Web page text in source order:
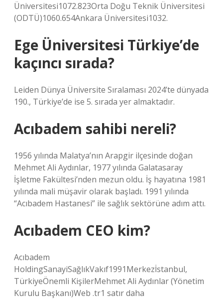
Üniversitesi1072.823Orta Doğu Teknik Üniversitesi
(ODTÜ)1060.654Ankara Üniversitesi1032.
Ege Üniversitesi Türkiye’de
kaçıncı sırada?
Leiden Dünya Üniversite Sıralaması 2024’te dünyada
190., Türkiye’de ise 5. sırada yer almaktadır.
Acıbadem sahibi nereli?
1956 yılında Malatya’nın Arapgir ilçesinde doğan
Mehmet Ali Aydınlar, 1977 yılında Galatasaray
İşletme Fakültesi’nden mezun oldu. İş hayatına 1981
yılında mali müşavir olarak başladı. 1991 yılında
“Acıbadem Hastanesi” ile sağlık sektörüne adım attı.
Acıbadem CEO kim?
Acıbadem
HoldingSanayiSağlıkVakıf1991Merkezİstanbul,
TürkiyeÖnemli KişilerMehmet Ali Aydınlar (Yönetim
Kurulu Başkanı)Web .tr1 satır daha